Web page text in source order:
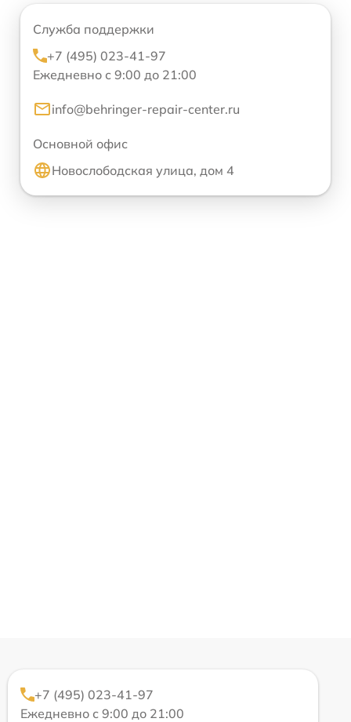
Служба поддержки
+7 (495) 023-41-97
Ежедневно с 9:00 до 21:00
info@behringer-repair-center.ru
Основной офис
Новослободская улица, дом 4
+7 (495) 023-41-97
Ежедневно с 9:00 до 21:00